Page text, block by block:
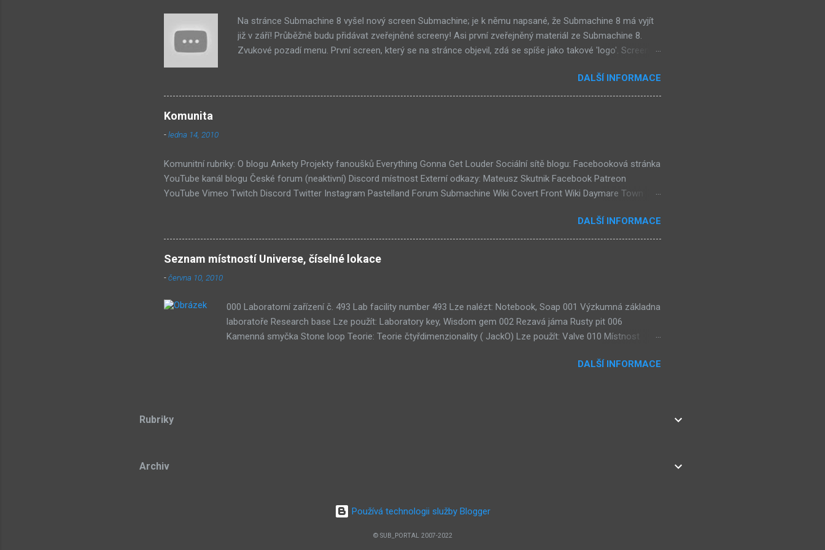
ř
e
Na stránce Submachine 8 vyšel nový screen Submachine; je k němu napsané, že Submachine 8 má vyjít
již v září! Průběžně budu přidávat zveřejněné screeny! Asi první zveřejněný materiál ze Submachine 8.
Zvukové pozadí menu. První screen, který se na stránce objevil, zdá se spíše jako takové 'logo'. Screen
jako systém padacího mostu v DaymareTown 1 ( stránka sub8 ) Screen, který se objevil jako ikona her na
PastelPortal.com, vypadá to snad že vystoupíme z Liziny lodi, ovšem v páte vrstě (čili jiné dimenzi) a co
DALŠÍ INFORMACE
Komunita
-ledna 14, 2010
Komunitní rubriky: O blogu Ankety Projekty fanoušků Everything Gonna Get Louder Sociální sítě blogu: Facebooková stránka
YouTube kanál blogu České forum (neaktivní) Discord místnost Externí odkazy: Mateusz Skutnik Facebook Patreon
YouTube Vimeo Twitch Discord Twitter Instagram Pastelland Forum Submachine Wiki Covert Front Wiki Daymare Town
Submachine 8: The Plan (161) Submachine 10: The Exit (93) Submachine 9: The Temple (89) Přicházejí "Čtenářské Ankety"!
(74) Submachine 6 v sobotu? (70) Submachine: 32 Chambers (65) Covert Front 4: Spark of Life (Neaktuální) (54) Kulturní
vlivy #1: UVB-76 (49) Pod tímto článkem probíhá všeobecná diskuze
DALŠÍ INFORMACE
Seznam místností Universe, číselné lokace
-června 10, 2010
000 Laboratorní zařízení č. 493 Lab facility number 493 Lze nalézt: Notebook, Soap 001 Výzkumná základna
laboratoře Research base Lze použít: Laboratory key, Wisdom gem 002 Rezavá jáma Rusty pit 006
Kamenná smyčka Stone loop Teorie: Teorie čtyřdimenzionality ( JackO) Lze použít: Valve 010 Místnost
stone Lze použít: 3× Wisdom gem 011 Koridor strojovny Clockwork corridor Teorie: Teorie karmy (Pyro
DALŠÍ INFORMACE
Rubriky
Archiv
Používá technologii služby Blogger
© SUB_PORTAL 2007-2022